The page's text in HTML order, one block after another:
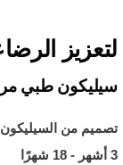
لتعزيز
سيليكون طبي
تصميم من
3 أشهر - 18 شهرًا